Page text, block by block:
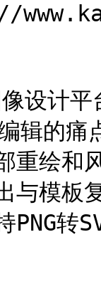
设计
辑的痛
重绘和
与模板
转